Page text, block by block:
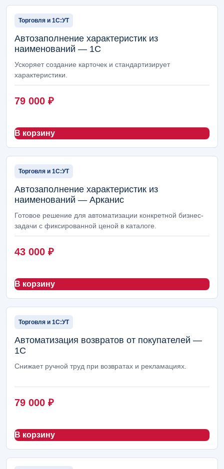
Торговля и 1С:УТ
Автозаполнение характеристик из
наименований — 1С
Ускоряет создание карточек и стандартизирует
характеристики.
79 000 ₽
В корзину
Торговля и 1С:УТ
Автозаполнение характеристик из
наименований — Арканис
Готовое решение для автоматизации конкретной бизнес-
задачи с фиксированной ценой в каталоге.
43 000 ₽
В корзину
Торговля и 1С:УТ
Автоматизация возвратов от покупателей —
1С
Снижает ручной труд при возвратах и рекламациях.
79 000 ₽
В корзину